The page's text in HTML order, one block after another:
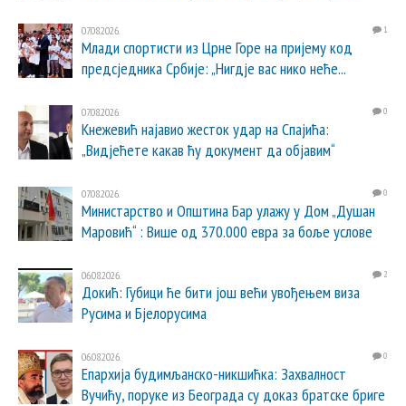
07.08.2026. 1
Млади спортисти из Црне Горе на пријему код
предсједника Србије: „Нигдје вас нико неће...
07.08.2026. 0
Кнежевић најавио жесток удар на Спајића:
„Видјећете какав ћу документ да објавим“
07.08.2026. 0
Министарство и Општина Бар улажу у Дом „Душан
Маровић“ : Више од 370.000 евра за боље услове
06.08.2026. 2
Докић: Губици ће бити још већи увођењем виза
Русима и Бјелорусима
06.08.2026. 0
Епархија будимљанско-никшићка: Захвалност
Вучићу, поруке из Београда су доказ братске бриге